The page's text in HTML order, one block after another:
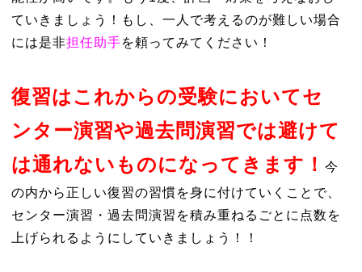
ていきましょう！もし、一人で考えるのが難しい場合
には是非担任助手を頼ってみてください！
復習はこれからの受験においてセ
ンター演習や過去問演習では避けて
は通れないものになってきます！ 今
の内から正しい復習の習慣を身に付けていくことで、
センター演習・過去問演習を積み重ねるごとに点数を
上げられるようにしていきましょう！！